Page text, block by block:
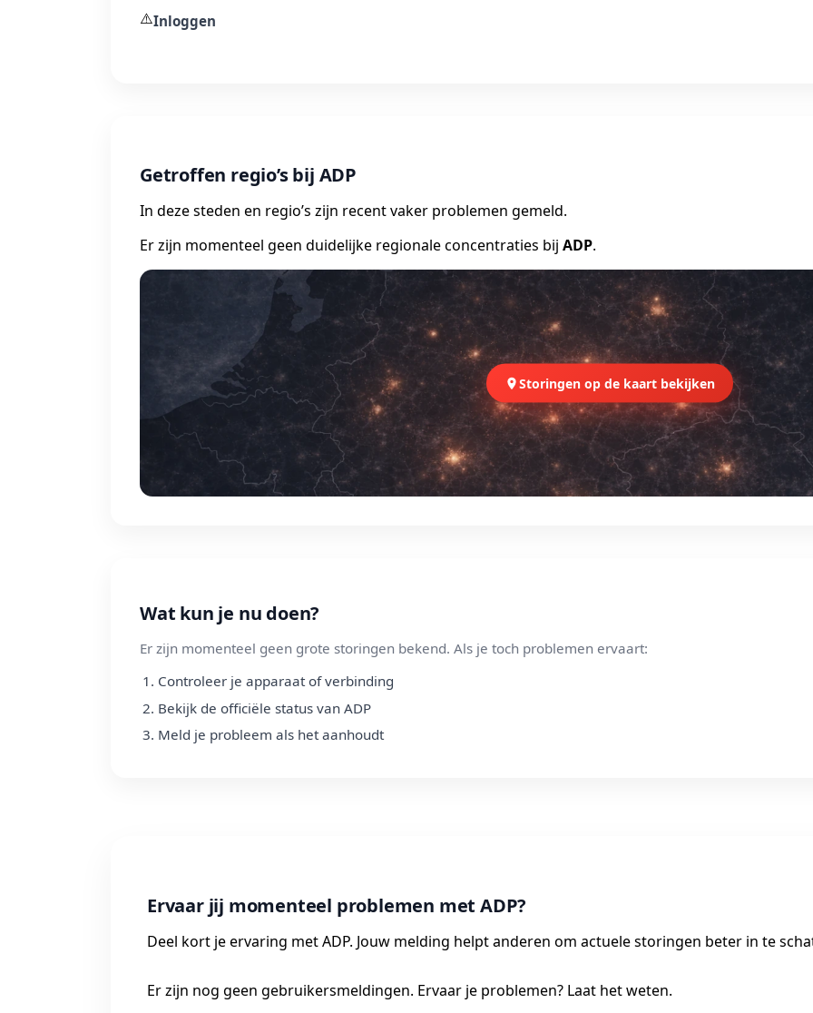
⚠️Inloggen
Getroffen regio’s bij ADP
In deze steden en regio’s zijn recent vaker problemen gemeld.
Er zijn momenteel geen duidelijke regionale concentraties bij ADP.
Storingen op de kaart bekijken
Wat kun je nu doen?
Er zijn momenteel geen grote storingen bekend. Als je toch problemen ervaart:
Controleer je apparaat of verbinding
Bekijk de officiële status van ADP
Meld je probleem als het aanhoudt
Ervaar jij momenteel problemen met ADP?
Deel kort je ervaring met ADP. Jouw melding helpt anderen om actuele storingen beter in te
Er zijn nog geen gebruikersmeldingen. Ervaar je problemen? Laat het weten.